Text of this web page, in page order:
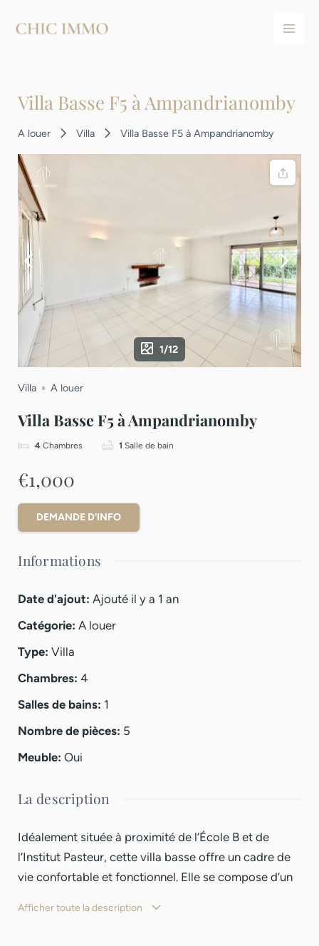
Villa Basse F5 à Ampandrianomby
A louer Villa Villa Basse F5 à Ampandrianomby
1/12
Villa A louer
Villa Basse F5 à Ampandrianomby
4 Chambres 1 Salle de bain
€1,000
DEMANDE D'INFO
Informations
Date d'ajout: Ajouté il y a 1 an
Catégorie: A louer
Type: Villa
Chambres: 4
Salles de bains: 1
Nombre de pièces: 5
Meuble: Oui
La description
Idéalement située à proximité de l’École B et de
l’Institut Pasteur, cette villa basse offre un cadre de
vie confortable et fonctionnel. Elle se compose d’un
de quatre chambres avec placards encastrés. Son
Afficher toute la description
des